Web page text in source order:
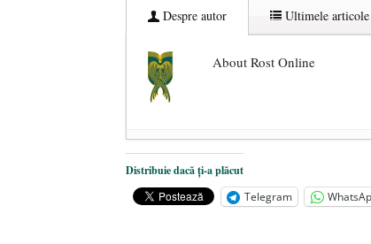
Despre autor Ultimele articole
About Rost Online
Dezvăluiri cutremurătoare
Statul care servește Națiunea -
Legea Vexler produce efecte.
Distribuie dacă ți-a plăcut
Telegram